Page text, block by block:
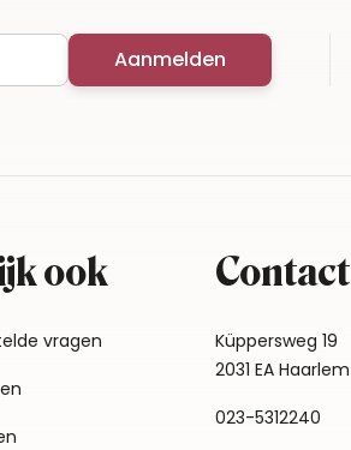
Aanmelden
ook
vragen
Contact
Küppersweg 19
2031 EA Haarlem
023-5312240